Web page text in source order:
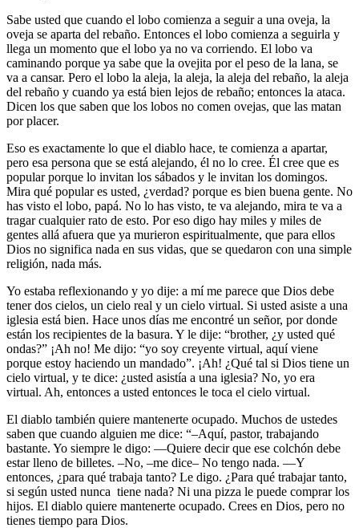
Sabe usted que cuando el lobo comienza a seguir a una oveja, la
oveja se aparta del rebaño. Entonces el lobo comienza a seguirla y
llega un momento que el lobo ya no va corriendo. El lobo va
caminando porque ya sabe que la ovejita por el peso de la lana, se
va a cansar. Pero el lobo la aleja, la aleja, la aleja del rebaño, la aleja
del rebaño y cuando ya está bien lejos de rebaño; entonces la ataca.
Dicen los que saben que los lobos no comen ovejas, que las matan
por placer.
Eso es exactamente lo que el diablo hace, te comienza a apartar,
pero esa persona que se está alejando, él no lo cree. Él cree que es
popular porque lo invitan los sábados y le invitan los domingos.
Mira qué popular es usted, ¿verdad? porque es bien buena gente. No
has visto el lobo, papá. No lo has visto, te va alejando, mira te va a
tragar cualquier rato de esto. Por eso digo hay miles y miles de
gentes allá afuera que ya murieron espiritualmente, que para ellos
Dios no significa nada en sus vidas, que se quedaron con una simple
religión, nada más.
Yo estaba reflexionando y yo dije: a mí me parece que Dios debe
tener dos cielos, un cielo real y un cielo virtual. Si usted asiste a una
iglesia está bien. Hace unos días me encontré un señor, por donde
están los recipientes de la basura. Y le dije: “brother, ¿y usted qué
ondas?” ¡Ah no! Me dijo: “yo soy creyente virtual, aquí viene
porque estoy haciendo un mandado”. ¡Ah! ¿Qué tal si Dios tiene un
cielo virtual, y te dice: ¿usted asistía a una iglesia? No, yo era
virtual. Ah, entonces a usted entonces le toca el cielo virtual.
El diablo también quiere mantenerte ocupado. Muchos de ustedes
saben que cuando alguien me dice: “–Aquí, pastor, trabajando
bastante. Yo siempre le digo: —Quiere decir que ese colchón debe
estar lleno de billetes. –No, –me dice– No tengo nada. —Y
entonces, ¿para qué trabaja tanto? Le digo. ¿Para qué trabajar tanto,
si según usted nunca tiene nada? Ni una pizza le puede comprar los
hijos. El diablo quiere mantenerte ocupado. Crees en Dios, pero no
tienes tiempo para Dios.